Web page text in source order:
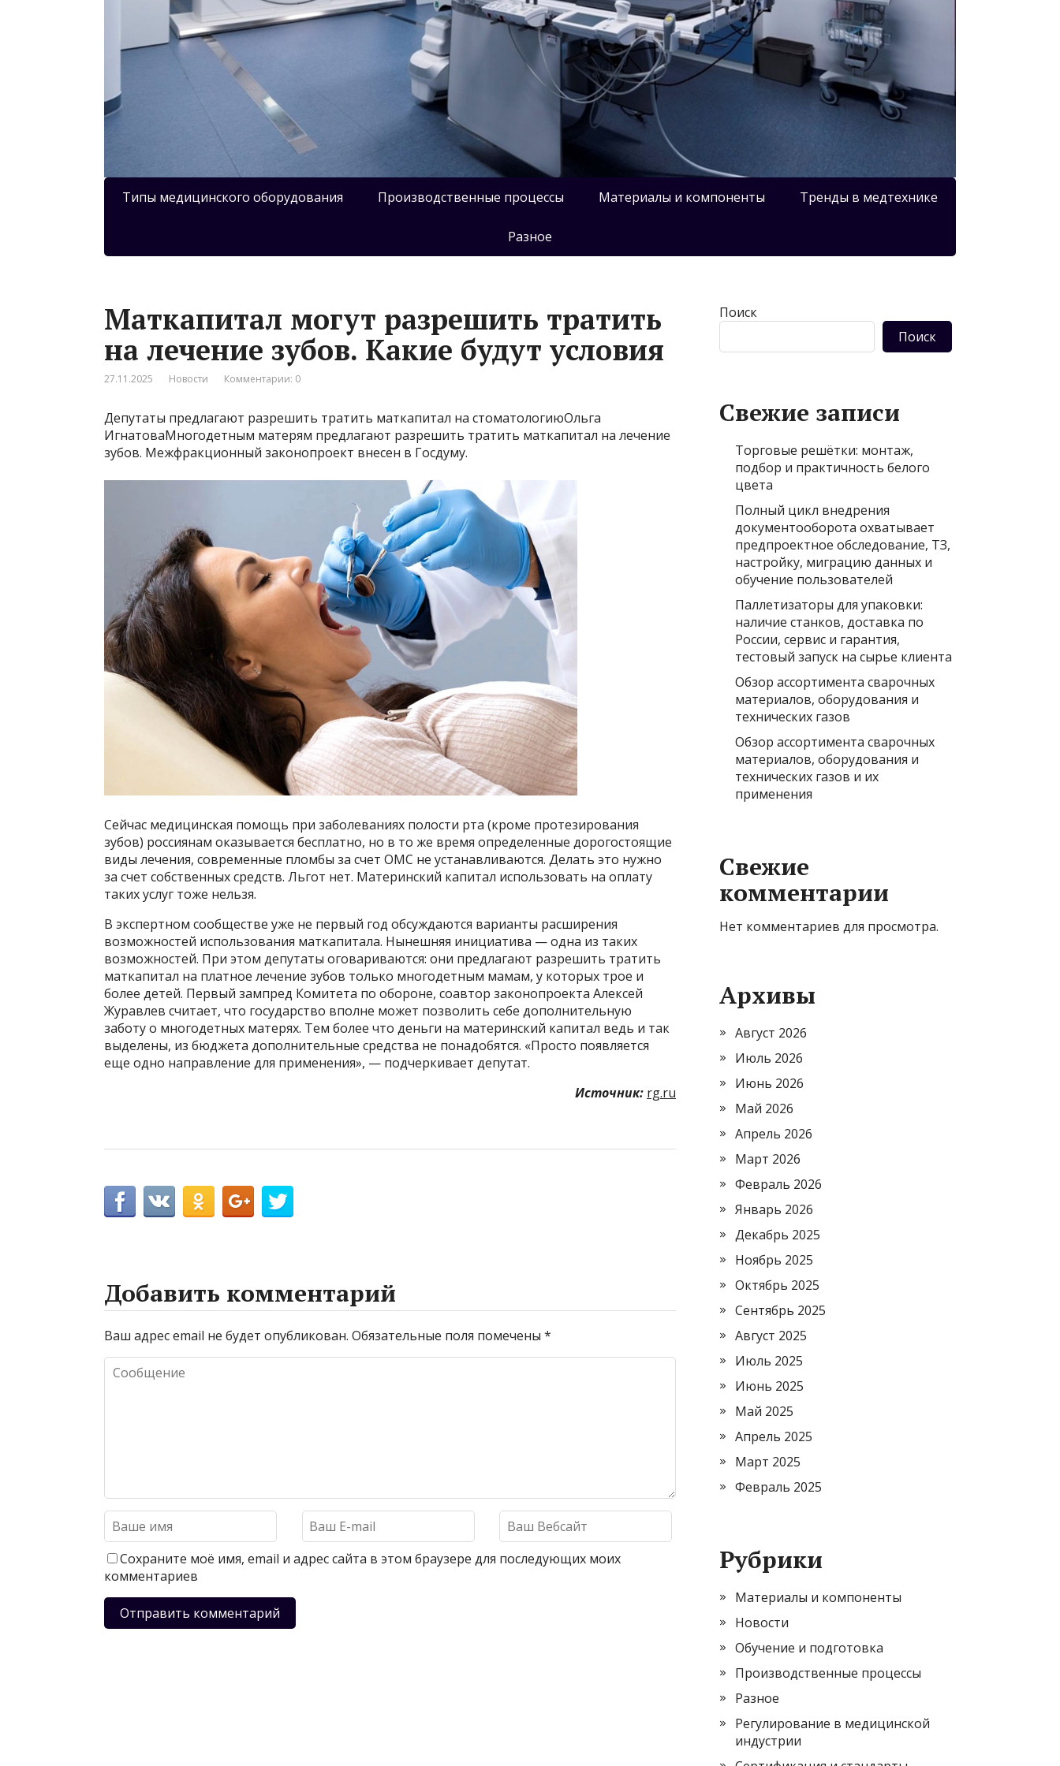
Типы медицинского оборудования Производственные процессы Материалы и компоненты Тренды в медтехнике
Разное
Маткапитал могут разрешить тратить
на лечение зубов. Какие будут условия
27.11.2025 Новости Комментарии: 0
Депутаты предлагают разрешить тратить маткапитал на стоматологиюОльга
ИгнатоваМногодетным матерям предлагают разрешить тратить маткапитал на лечение
зубов. Межфракционный законопроект внесен в Госдуму.
Сейчас медицинская помощь при заболеваниях полости рта (кроме протезирования
зубов) россиянам оказывается бесплатно, но в то же время определенные дорогостоящие
виды лечения, современные пломбы за счет ОМС не устанавливаются. Делать это нужно
за счет собственных средств. Льгот нет. Материнский капитал использовать на оплату
таких услуг тоже нельзя.
В экспертном сообществе уже не первый год обсуждаются варианты расширения
возможностей использования маткапитала. Нынешняя инициатива — одна из таких
возможностей. При этом депутаты оговариваются: они предлагают разрешить тратить
маткапитал на платное лечение зубов только многодетным мамам, у которых трое и
более детей. Первый зампред Комитета по обороне, соавтор законопроекта Алексей
Журавлев считает, что государство вполне может позволить себе дополнительную
заботу о многодетных матерях. Тем более что деньги на материнский капитал ведь и так
выделены, из бюджета дополнительные средства не понадобятся. «Просто появляется
еще одно направление для применения», — подчеркивает депутат.
Источник: rg.ru
Добавить комментарий
Ваш адрес email не будет опубликован. Обязательные поля помечены *
Сохраните моё имя, email и адрес сайта в этом браузере для последующих моих
комментариев
Поиск
Поиск
Свежие записи
Торговые решётки: монтаж,
подбор и практичность белого
цвета
Полный цикл внедрения
документооборота охватывает
предпроектное обследование, ТЗ,
настройку, миграцию данных и
обучение пользователей
Паллетизаторы для упаковки:
наличие станков, доставка по
России, сервис и гарантия,
тестовый запуск на сырье клиента
Обзор ассортимента сварочных
материалов, оборудования и
технических газов
Обзор ассортимента сварочных
материалов, оборудования и
технических газов и их
применения
Свежие
комментарии
Нет комментариев для просмотра.
Архивы
Август 2026
Июль 2026
Июнь 2026
Май 2026
Апрель 2026
Март 2026
Февраль 2026
Январь 2026
Декабрь 2025
Ноябрь 2025
Октябрь 2025
Сентябрь 2025
Август 2025
Июль 2025
Июнь 2025
Май 2025
Апрель 2025
Март 2025
Февраль 2025
Рубрики
Материалы и компоненты
Новости
Обучение и подготовка
Производственные процессы
Разное
Регулирование в медицинской
индустрии